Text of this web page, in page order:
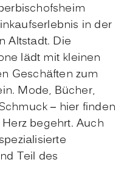
in der
Altstadt. Die
lädt mit kleinen
Geschäften zum
Mode, Bücher,
– hier finden
begehrt. Auch
Teil des